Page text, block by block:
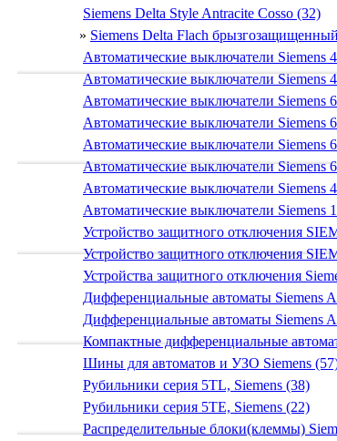
Siemens Delta Style Antracite Cosso (32)
» Siemens Delta Flach
Автоматические выключатели Siemens
Автоматические выключатели Siemens
Автоматические выключатели Siemens
Автоматические выключатели Siemens
Автоматические выключатели
Автоматические выключатели
Автоматические выключатели
Автоматические выключатели Siemens
Устройство защитного отключения
Устройство защитного отключения
Устройства защитного отключения
Дифференциальные автоматы Siemens
Дифференциальные автоматы Siemens
Компактные дифференциальные
Шины для автоматов и УЗО Siemens
Рубильники серия 5TL, Siemens (38)
Рубильники серия 5TE, Siemens (22)
Распределительные блоки(клеммы)